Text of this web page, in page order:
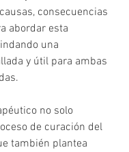
consecuencias
abordar esta
una
y útil para ambas
no solo
de curación del
también plantea